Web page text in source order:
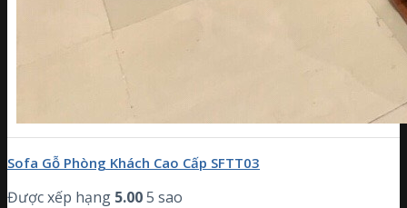
Sofa Gỗ Phòng Khách Cao Cấp SFTT03
Được xếp hạng 5.005 sao